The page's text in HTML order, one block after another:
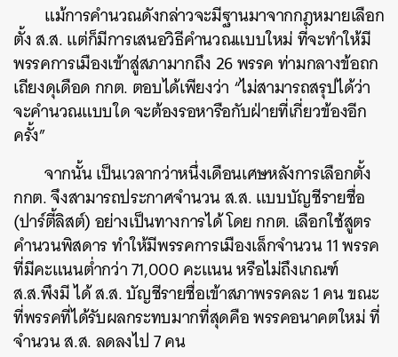
แม้การคำนวณดังกล่าวจะมีฐานมาจากกฎหมายเลือก
ตั้ง ส.ส. แต่ก็มีการเสนอวิธีคำนวณแบบใหม่ ที่จะทำให้มี
พรรคการเมืองเข้าสู่สภามากถึง 26 พรรค ท่ามกลางข้อถก
เถียงดุเดือด กกต. ตอบได้เพียงว่า “ไม่สามารถสรุปได้ว่า
จะคำนวณแบบใด จะต้องรอหารือกับฝ่ายที่เกี่ยวข้องอีก
ครั้ง”
จากนั้น เป็นเวลากว่าหนึ่งเดือนเศษหลังการเลือกตั้ง
กกต. จึงสามารถประกาศจำนวน ส.ส. แบบบัญชีรายชื่อ
(ปาร์ตี้ลิสต์) อย่างเป็นทางการได้ โดย กกต. เลือกใช้สูตร
คำนวนพิสดาร ทำให้มีพรรคการเมืองเล็กจำนวน 11 พรรค
ที่มีคะแนนต่ำกว่า 71,000 คะแนน หรือไม่ถึงเกณฑ์
ส.ส.พึงมี ได้ ส.ส. บัญชีรายชื่อเข้าสภาพรรคละ 1 คน ขณะ
ที่พรรคที่ได้รับผลกระทบมากที่สุดคือ พรรคอนาคตใหม่ ที่
จำนวน ส.ส. ลดลงไป 7 คน